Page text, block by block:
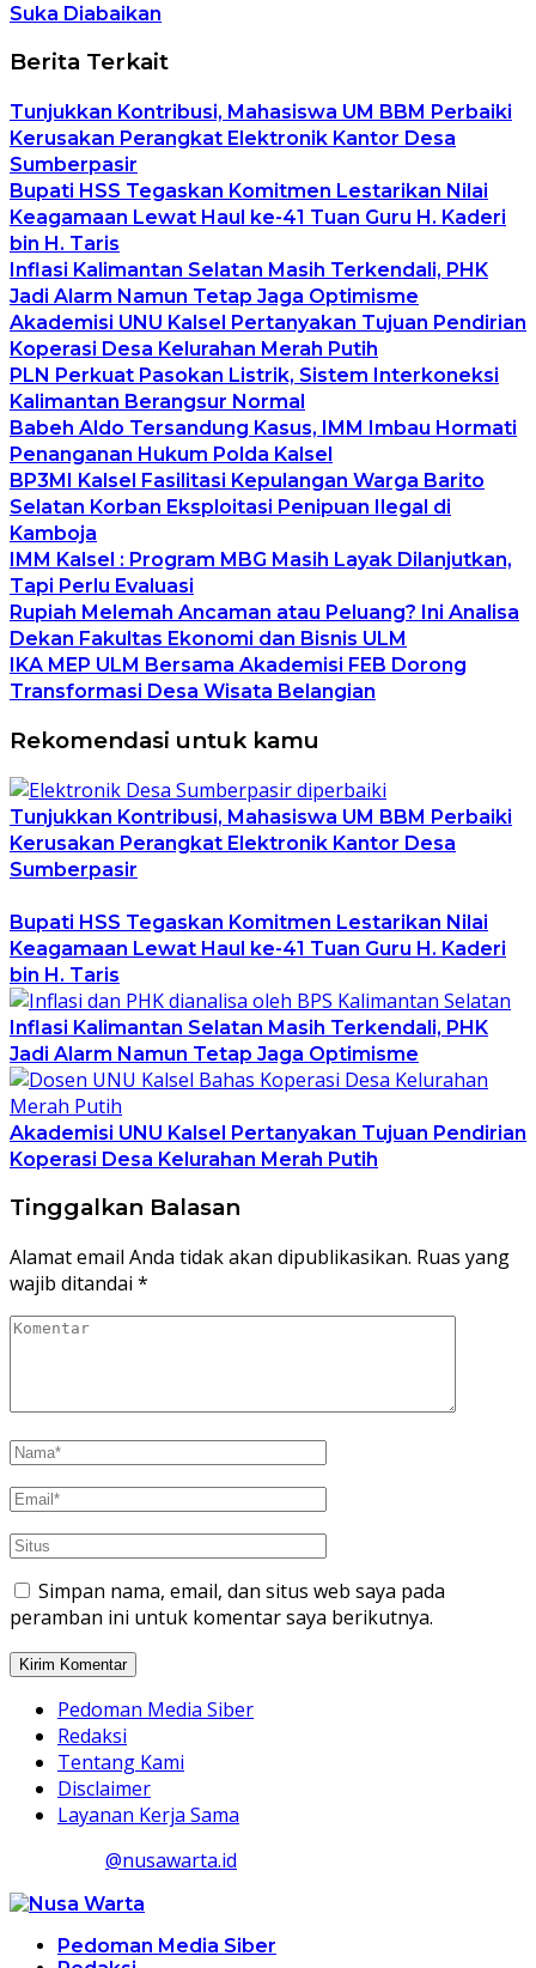
Suka Diabaikan
Berita Terkait
Tunjukkan Kontribusi, Mahasiswa UM BBM Perbaiki
Kerusakan Perangkat Elektronik Kantor Desa
Sumberpasir
Bupati HSS Tegaskan Komitmen Lestarikan Nilai
Keagamaan Lewat Haul ke-41 Tuan Guru H. Kaderi
bin H. Taris
Inflasi Kalimantan Selatan Masih Terkendali, PHK
Jadi Alarm Namun Tetap Jaga Optimisme
Akademisi UNU Kalsel Pertanyakan Tujuan Pendirian
Koperasi Desa Kelurahan Merah Putih
PLN Perkuat Pasokan Listrik, Sistem Interkoneksi
Kalimantan Berangsur Normal
Babeh Aldo Tersandung Kasus, IMM Imbau Hormati
Penanganan Hukum Polda Kalsel
BP3MI Kalsel Fasilitasi Kepulangan Warga Barito
Selatan Korban Eksploitasi Penipuan Ilegal di
Kamboja
IMM Kalsel : Program MBG Masih Layak Dilanjutkan,
Tapi Perlu Evaluasi
Rupiah Melemah Ancaman atau Peluang? Ini Analisa
Dekan Fakultas Ekonomi dan Bisnis ULM
IKA MEP ULM Bersama Akademisi FEB Dorong
Transformasi Desa Wisata Belangian
Rekomendasi untuk kamu
Tunjukkan Kontribusi, Mahasiswa UM BBM Perbaiki
Kerusakan Perangkat Elektronik Kantor Desa
Sumberpasir
Bupati HSS Tegaskan Komitmen Lestarikan Nilai
Keagamaan Lewat Haul ke-41 Tuan Guru H. Kaderi
bin H. Taris
Inflasi Kalimantan Selatan Masih Terkendali, PHK
Jadi Alarm Namun Tetap Jaga Optimisme
Akademisi UNU Kalsel Pertanyakan Tujuan Pendirian
Koperasi Desa Kelurahan Merah Putih
Tinggalkan Balasan
Alamat email Anda tidak akan dipublikasikan. Ruas yang
wajib ditandai *
Simpan nama, email, dan situs web saya pada
peramban ini untuk komentar saya berikutnya.
Pedoman Media Siber
Redaksi
Tentang Kami
Disclaimer
Layanan Kerja Sama
@nusawarta.id
Pedoman Media Siber